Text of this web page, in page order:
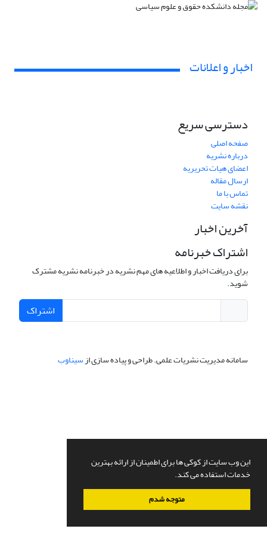
این وب سایت از کوکی ها برای اطمینان از ارائه بهترین
خدمات استفاده می کند.
متوجه شدم
اخبار و اعلانات
دسترسی سریع
صفحه اصلی
درباره نشریه
اعضای هیات تحریریه
ارسال مقاله
تماس با ما
نقشه سایت
آخرین اخبار
اشتراک خبرنامه
برای دریافت اخبار و اطلاعیه های مهم نشریه در خبرنامه نشریه مشترک
شوید.
اشتراک
سامانه مدیریت نشریات علمی.طراحی و پیاده سازی ازسیناوب